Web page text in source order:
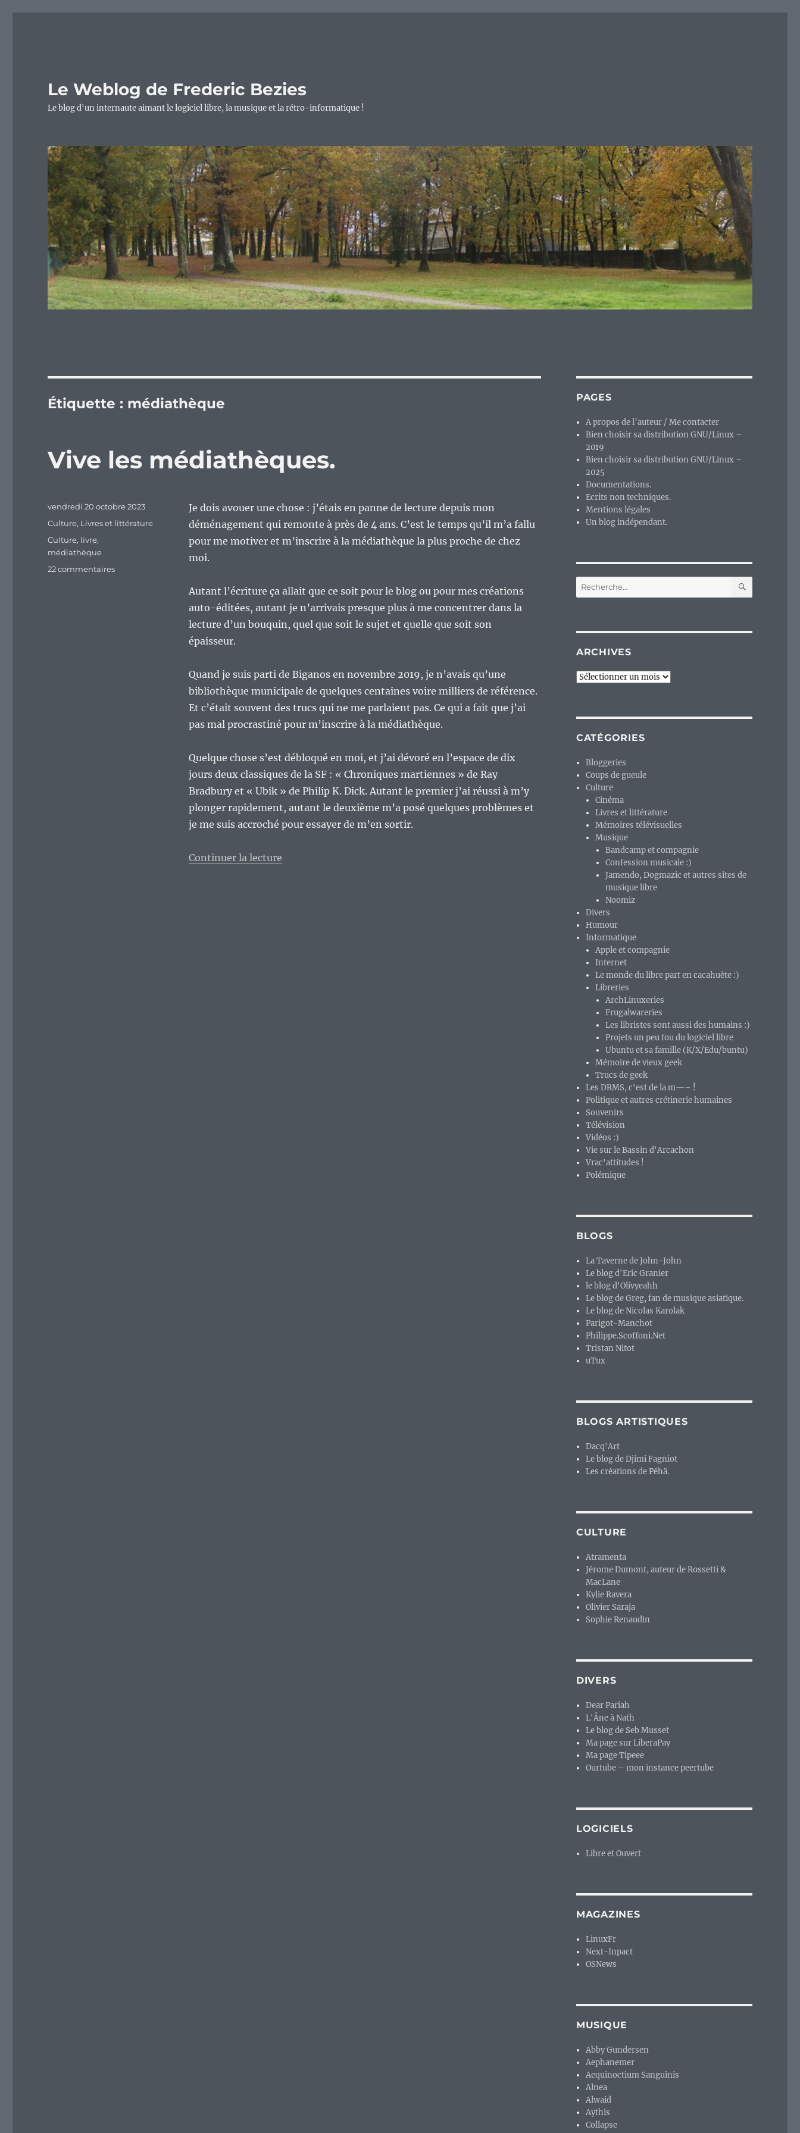
Le Weblog de Frederic Bezies
Le blog d'un internaute aimant le logiciel libre, la musique et la rétro-informatique !
Étiquette : médiathèque
Vive les médiathèques.
Je dois avouer une chose : j’étais en panne de lecture depuis mon
déménagement qui remonte à près de 4 ans. C’est le temps qu’il m’a fallu
pour me motiver et m’inscrire à la médiathèque la plus proche de chez
moi.
Autant l’écriture ça allait que ce soit pour le blog ou pour mes créations
auto-éditées, autant je n’arrivais presque plus à me concentrer dans la
lecture d’un bouquin, quel que soit le sujet et quelle que soit son
épaisseur.
Quand je suis parti de Biganos en novembre 2019, je n’avais qu’une
bibliothèque municipale de quelques centaines voire milliers de référence.
Et c’était souvent des trucs qui ne me parlaient pas. Ce qui a fait que j’ai
pas mal procrastiné pour m’inscrire à la médiathèque.
Quelque chose s’est débloqué en moi, et j’ai dévoré en l’espace de dix
jours deux classiques de la SF : « Chroniques martiennes » de Ray
Bradbury et « Ubik » de Philip K. Dick. Autant le premier j’ai réussi à m’y
plonger rapidement, autant le deuxième m’a posé quelques problèmes et
je me suis accroché pour essayer de m’en sortir.
Continuer la lecturede « Vive les médiathèques. »
Publié
vendredi 20 octobre 2023
Catégories
Culture, Livres et littérature
Étiquettes
Culture, livre,
médiathèque
22 commentairessur
PAGES
A propos de l’auteur / Me contacter
Bien choisir sa distribution GNU/Linux –
2019
Bien choisir sa distribution GNU/Linux –
2025
Documentations.
Ecrits non techniques.
Mentions légales
Un blog indépendant.
Recherche
pour :
ARCHIVES
Archives
CATÉGORIES
Bloggeries
Coups de gueule
Culture
Cinéma
Livres et littérature
Mémoires télévisuelles
Musique
Bandcamp et compagnie
Confession musicale :)
Jamendo, Dogmazic et autres sites de
musique libre
Noomiz
Divers
Humour
Informatique
Apple et compagnie
Internet
Le monde du libre part en cacahuète :)
Libreries
ArchLinuxeries
Frugalwareries
Les libristes sont aussi des humains :)
Projets un peu fou du logiciel libre
Ubuntu et sa famille (K/X/Edu/buntu)
Mémoire de vieux geek
Trucs de geek
Les DRMS, c'est de la m—– !
Politique et autres crétinerie humaines
Souvenirs
Télévision
Vidéos :)
Vie sur le Bassin d'Arcachon
Vrac'attitudes !
Polémique
BLOGS
La Taverne de John-John
Le blog d'Eric Granier
le blog d'Olivyeahh
Le blog de Greg, fan de musique asiatique.
Le blog de Nicolas Karolak
Parigot-Manchot
Philippe.Scoffoni.Net
Tristan Nitot
uTux
BLOGS ARTISTIQUES
Dacq'Art
Le blog de Djimi Fagniot
Les créations de Péhä.
CULTURE
Atramenta
Jérome Dumont, auteur de Rossetti &
MacLane
Kylie Ravera
Olivier Saraja
Sophie Renaudin
DIVERS
Dear Pariah
L'Âne à Nath
Le blog de Seb Musset
Ma page sur LiberaPay
Ma page Tipeee
Ourtube – mon instance peertube
LOGICIELS
Libre et Ouvert
MAGAZINES
LinuxFr
Next-Inpact
OSNews
MUSIQUE
Abby Gundersen
Aephanemer
Aequinoctium Sanguinis
Alnea
Alwaid
Aythis
Collapse